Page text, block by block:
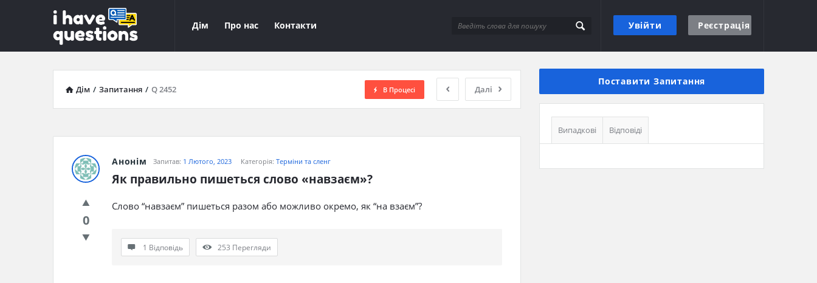
Увійти Реєстрація
iHaveQuestions
Навігація
Дім Про нас Контакти
Дім / Запитання / Q 2452 Далі
В Процесі
Анонім Запитав: 1 Лютого, 2023 Категорія: Терміни та сленг
Як правильно пишеться слово «навзаєм»?
0
Слово “навзаєм” пишеться разом або можливо окремо, як “на взаєм”?
1 Відповідь 253 Перегляди
Поставити Запитання
Випадкові Відповіді